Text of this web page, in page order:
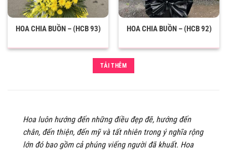
HOA CHIA BUỒN – (HCB 93) HOA CHIA BUỒN – (HCB 92)
TẢI THÊM
Hoa luôn hướng đến những điều đẹp đẽ, hướng đến
chân, đến thiện, đến mỹ và tất nhiên trong ý nghĩa rộng
lớn đó bao gồm cả phúng viếng người đã khuất. Hoa